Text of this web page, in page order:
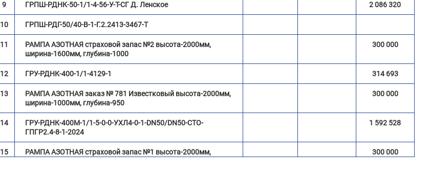
9 ГРПШ-РДНК-50-1/1-4-56-У-Т-СГ Д. Ленское 2 086 320
10 ГРПШ-РДГ-50/40-В-1-Г.2.2413-3467-Т
11
РАМПА АЗОТНАЯ страховой запас №2 высота-2000мм,
ширина-1600мм, глубина-1000
300 000
12 ГРУ-РДНК-400-1/1-4129-1 314 693
13
РАМПА АЗОТНАЯ заказ № 781 Известковый высота-2000мм,
ширина-1000мм, глубина-950
300 000
14
ГРУ-РДНК-400М-1/1-5-0-0-УХЛ4-0-1-DN50/DN50-СТО-
ГПГР2.4-8-1-2024
1 592 528
15
РАМПА АЗОТНАЯ страховой запас №1 высота-2000мм,
300 000